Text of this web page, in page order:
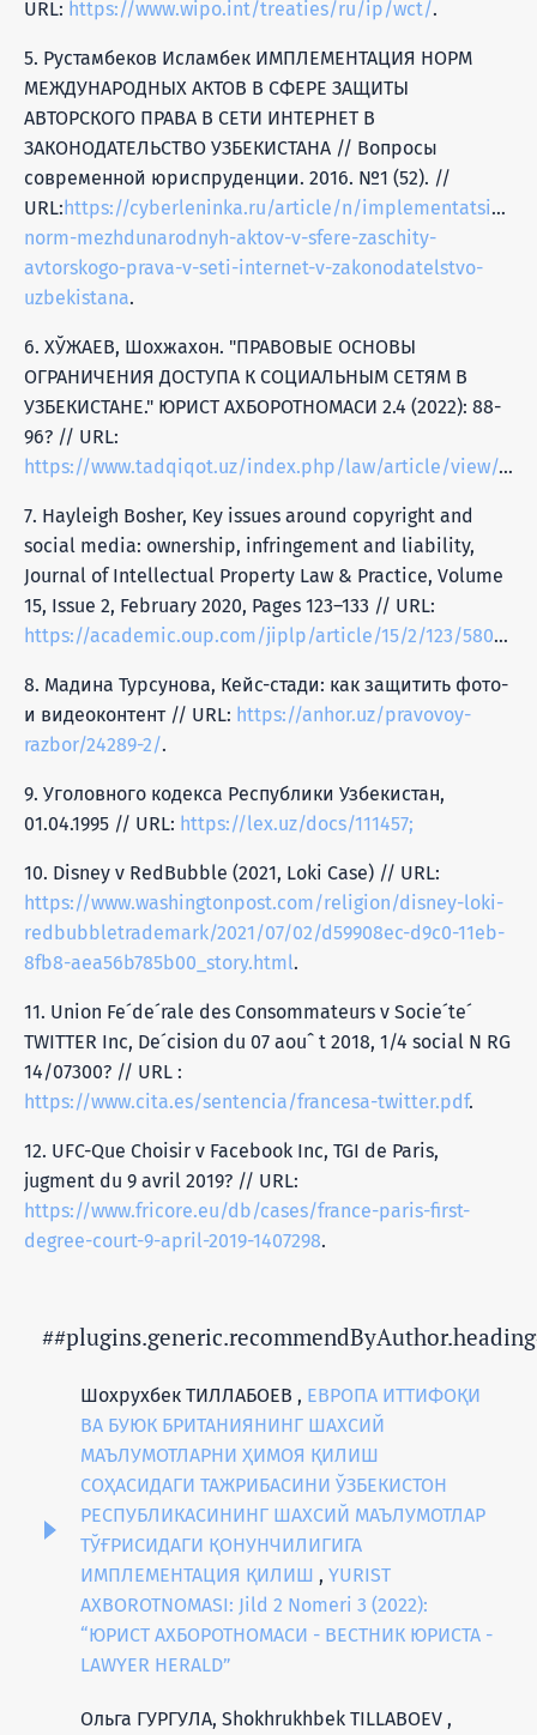
URL: https://www.wipo.int/treaties/ru/ip/wct/.
5. Рустамбеков Исламбек ИМПЛЕМЕНТАЦИЯ НОРМ
МЕЖДУНАРОДНЫХ АКТОВ В СФЕРЕ ЗАЩИТЫ
АВТОРСКОГО ПРАВА В СЕТИ ИНТЕРНЕТ В
ЗАКОНОДАТЕЛЬСТВО УЗБЕКИСТАНА // Вопросы
современной юриспруденции. 2016. №1 (52). //
URL:https://cyberleninka.ru/article/n/implementatsiya-
norm-mezhdunarodnyh-aktov-v-sfere-zaschity-
avtorskogo-prava-v-seti-internet-v-zakonodatelstvo-
uzbekistana.
6. ХЎЖАЕВ, Шохжахон. "ПРАВОВЫЕ ОСНОВЫ
ОГРАНИЧЕНИЯ ДОСТУПА К СОЦИАЛЬНЫМ СЕТЯМ В
УЗБЕКИСТАНЕ." ЮРИСТ АХБОРОТНОМАСИ 2.4 (2022): 88-
96? // URL:
https://www.tadqiqot.uz/index.php/law/article/view/4154
7. Hayleigh Bosher, Key issues around copyright and
social media: ownership, infringement and liability,
Journal of Intellectual Property Law & Practice, Volume
15, Issue 2, February 2020, Pages 123–133 // URL:
https://academic.oup.com/jiplp/article/15/2/123/5801774
8. Мадина Турсунова, Кейс-стади: как защитить фото-
и видеоконтент // URL: https://anhor.uz/pravovoy-
razbor/24289-2/.
9. Уголовного кодекса Республики Узбекистан,
01.04.1995 // URL: https://lex.uz/docs/111457;
10. Disney v RedBubble (2021, Loki Case) // URL:
https://www.washingtonpost.com/religion/disney-loki-
redbubbletrademark/2021/07/02/d59908ec-d9c0-11eb-
8fb8-aea56b785b00_story.html.
11. Union Fe´de´rale des Consommateurs v Socie´te´
TWITTER Inc, De´cision du 07 aouˆ t 2018, 1/4 social N RG
14/07300? // URL :
https://www.cita.es/sentencia/francesa-twitter.pdf.
12. UFC-Que Choisir v Facebook Inc, TGI de Paris,
jugment du 9 avril 2019? // URL:
https://www.fricore.eu/db/cases/france-paris-first-
degree-court-9-april-2019-1407298.
Шохрухбек ТИЛЛАБОЕВ , ЕВРОПА ИТТИФОҚИ
ВА БУЮК БРИТАНИЯНИНГ ШАХСИЙ
МАЪЛУМОТЛАРНИ ҲИМОЯ ҚИЛИШ
СОҲАСИДАГИ ТАЖРИБАСИНИ ЎЗБЕКИСТОН
РЕСПУБЛИКАСИНИНГ ШАХСИЙ МАЪЛУМОТЛАР
ТЎҒРИСИДАГИ ҚОНУНЧИЛИГИГА
ИМПЛЕМЕНТАЦИЯ ҚИЛИШ , YURIST
AXBOROTNOMASI: Jild 2 Nomeri 3 (2022):
“ЮРИСТ АХБОРОТНОМАСИ - ВЕСТНИК ЮРИСТА -
LAWYER HERALD”
Ольга ГУРГУЛА, Shokhrukhbek TILLABOEV ,